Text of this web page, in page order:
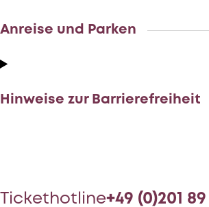
Anreise und Parken
Hinweise zur Barrierefreiheit
Tickethotline+49 (0)201